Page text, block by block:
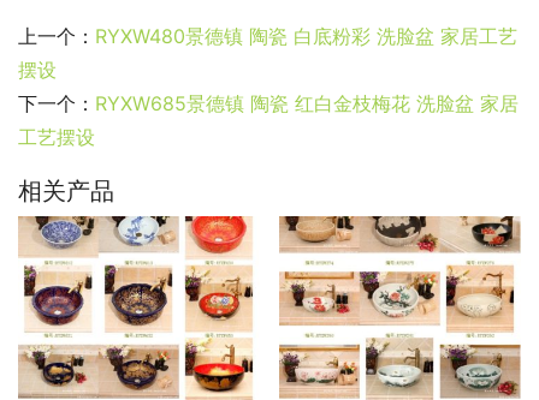
上一个： RYXW480景德镇 陶瓷 白底粉彩 洗脸盆 家居工艺
摆设
下一个： RYXW685景德镇 陶瓷 红白金枝梅花 洗脸盆 家居
工艺摆设
相关产品